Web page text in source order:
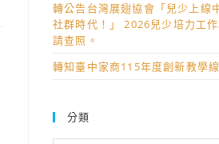
轉公告台灣展翅協會「兒少上線
社群時代！」 2026兒少培力工作
請查照。
轉知臺中家商115年度創新教學
分類